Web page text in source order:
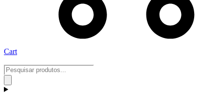
Cart
Pesquisar
produtos